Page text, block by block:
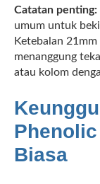
Catatan penting:
umum untuk
Ketebalan
menanggung
atau kolom
Biasa